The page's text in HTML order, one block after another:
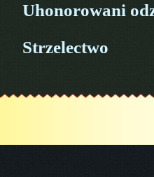
Uhonorowani
Strzelectwo